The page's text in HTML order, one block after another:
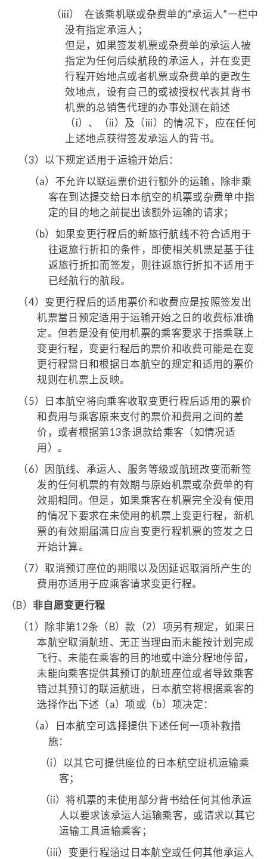
（iii）
在该乘机联或杂费单的“承运人”一栏中
没有指定承运人；
但是，如果签发机票或杂费单的承运人被
指定为任何后续航段的承运人，并在变更
行程开始地点或者机票或杂费单的更改生
效地点，设有自己的或被授权代表其背书
机票的总销售代理的办事处测在前述
（i）、（ii）及（iii）的情况下，应在任何
上述地点获得签发承运人的背书。
（3） 以下规定适用于运输开始后：
（a） 不允许以联运票价进行额外的运输，除非乘
客在到达提交给日本航空的机票或杂费单中指
定的目的地之前提出该额外运输的请求；
（b） 如果变更行程后的新旅行航线不符合适用于
往返旅行折扣的条件，即使相关机票是基于往
返旅行折扣而签发，则往返旅行折扣不适用于
已经航行的航段。
（4） 变更行程后的适用票价和收费应是按照签发出
机票當日预定适用于运输开始之日的收费标准确
定。但若是没有使用机票的乘客要求于搭乘联上
变更行程，变更行程后的票价和收费可能是在变
更行程當日和根据日本航空的规定和适用的票价
规则在机票上反映。
（5）
日本航空将向乘客收取变更行程后适用的票价
和费用与乘客原来支付的票价和费用之间的差
价，或者根据第13条退款给乘客（如情况适
用）。
（6） 因航线、承运人、服务等级或航班改变而新签
发的任何机票的有效期与原始机票或杂费单的有
效期相同。但是，如果乘客在机票完全没有使用
的情况下要求在未使用的机票上变更行程，新机
票的有效期届满日应自变更行程机票的签发之日
开始计算。
（7）取消预订座位的期限以及因延迟取消所产生的
费用亦适用于应乘客请求变更行程。
（B） 非自愿变更行程
（1） 除非第12条（B）款（2）项另有规定，如果日
本航空取消航班、无正当理由而未能按计划完成
飞行、未能在乘客的目的地或中途分程地停留，
未能向乘客提供其预订的航班座位或者导致乘客
错过其预订的联运航班，日本航空将根据乘客的
选择作出下述（a）项或（b）项决定：
（a）
日本航空可选择提供下述任何一项补救措
施：
（i） 以其它可提供座位的日本航空班机运输乘
客；
（ii） 将机票的未使用部分背书给任何其他承运
人以要求该承运人运输乘客，或请求以其它
运输工具运输乘客；
（iii） 变更行程涵过日本航空或任何其他承运人